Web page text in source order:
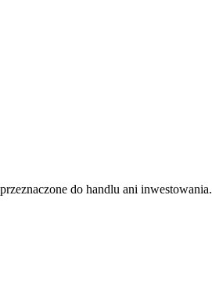
do handlu ani inwestowania.